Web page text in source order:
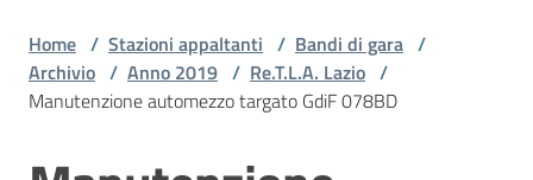
Home / Stazioni appaltanti / Bandi di gara /
Archivio / Anno 2019 / Re.T.L.A. Lazio /
Manutenzione automezzo targato GdiF 078BD
Salta al contenuto